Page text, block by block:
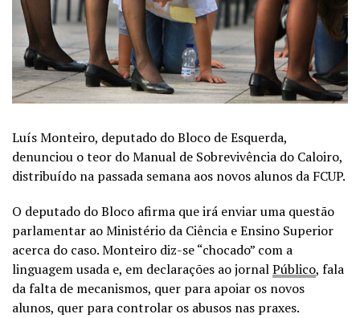
Luís Monteiro, deputado do Bloco de Esquerda,
denunciou o teor do Manual de Sobrevivência do Caloiro,
distribuído na passada semana aos novos alunos da FCUP.
O deputado do Bloco afirma que irá enviar uma questão
parlamentar ao Ministério da Ciência e Ensino Superior
acerca do caso. Monteiro diz-se “chocado” com a
linguagem usada e, em declarações ao jornalPúblico, fala
da falta de mecanismos, quer para apoiar os novos
alunos, quer para controlar os abusos nas praxes.